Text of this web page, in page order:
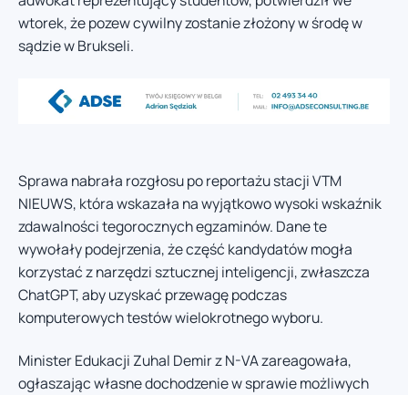
wtorek, że pozew cywilny zostanie złożony w środę w
sądzie w Brukseli.
Sprawa nabrała rozgłosu po reportażu stacji VTM
NIEUWS, która wskazała na wyjątkowo wysoki wskaźnik
zdawalności tegorocznych egzaminów. Dane te
wywołały podejrzenia, że część kandydatów mogła
korzystać z narzędzi sztucznej inteligencji, zwłaszcza
ChatGPT, aby uzyskać przewagę podczas
komputerowych testów wielokrotnego wyboru.
Minister Edukacji Zuhal Demir z N-VA zareagowała,
ogłaszając własne dochodzenie w sprawie możliwych